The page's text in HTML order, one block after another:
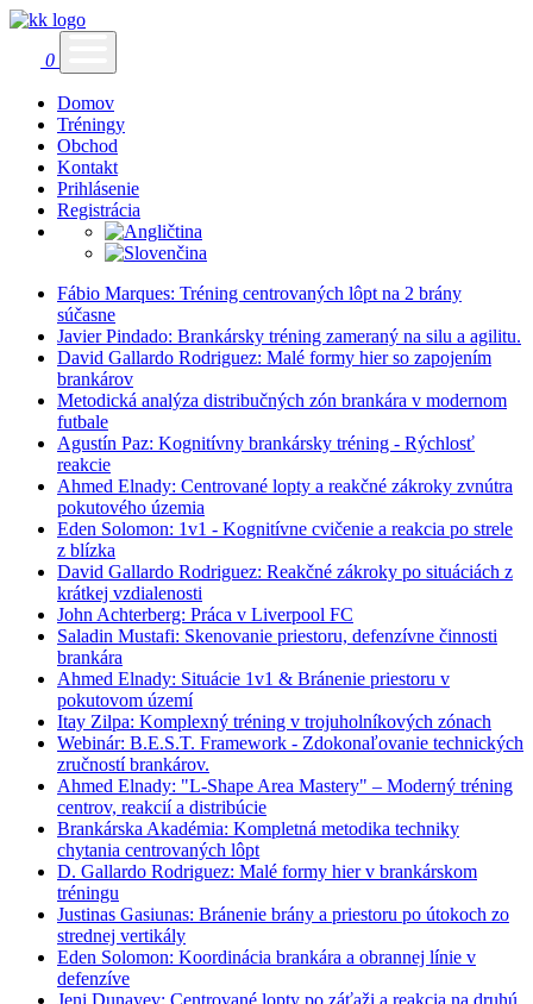
0
Domov
Tréningy
Obchod
Kontakt
Prihlásenie
Registrácia
Fábio Marques: Tréning centrovaných lôpt na 2 brány
súčasne
Javier Pindado: Brankársky tréning zameraný na silu a agilitu.
David Gallardo Rodriguez: Malé formy hier so zapojením
brankárov
Metodická analýza distribučných zón brankára v modernom
futbale
Agustín Paz: Kognitívny brankársky tréning - Rýchlosť
reakcie
Ahmed Elnady: Centrované lopty a reakčné zákroky zvnútra
pokutového územia
Eden Solomon: 1v1 - Kognitívne cvičenie a reakcia po strele
z blízka
David Gallardo Rodriguez: Reakčné zákroky po situáciách z
krátkej vzdialenosti
John Achterberg: Práca v Liverpool FC
Saladin Mustafi: Skenovanie priestoru, defenzívne činnosti
brankára
Ahmed Elnady: Situácie 1v1 & Bránenie priestoru v
pokutovom území
Itay Zilpa: Komplexný tréning v trojuholníkových zónach
Webinár: B.E.S.T. Framework - Zdokonaľovanie technických
zručností brankárov.
Ahmed Elnady: "L-Shape Area Mastery" – Moderný tréning
centrov, reakcií a distribúcie
Brankárska Akadémia: Kompletná metodika techniky
chytania centrovaných lôpt
D. Gallardo Rodriguez: Malé formy hier v brankárskom
tréningu
Justinas Gasiunas: Bránenie brány a priestoru po útokoch zo
strednej vertikály
Eden Solomon: Koordinácia brankára a obrannej línie v
defenzíve
Jeni Dunayev: Centrované lopty po záťaži a reakcia na druhú